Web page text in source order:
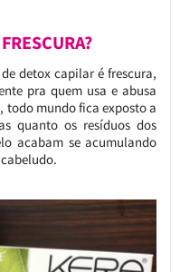
detox capilar é frescura,
pra quem usa e abusa
todo mundo fica exposto a
quanto os resíduos dos
acabam se acumulando